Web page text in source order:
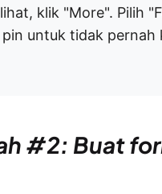
klik "More". Pilih
untuk tidak pernah
#2: Buat